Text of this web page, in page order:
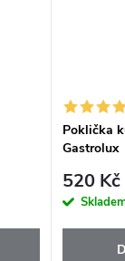
Poklička
Gastrolux
520 Kč